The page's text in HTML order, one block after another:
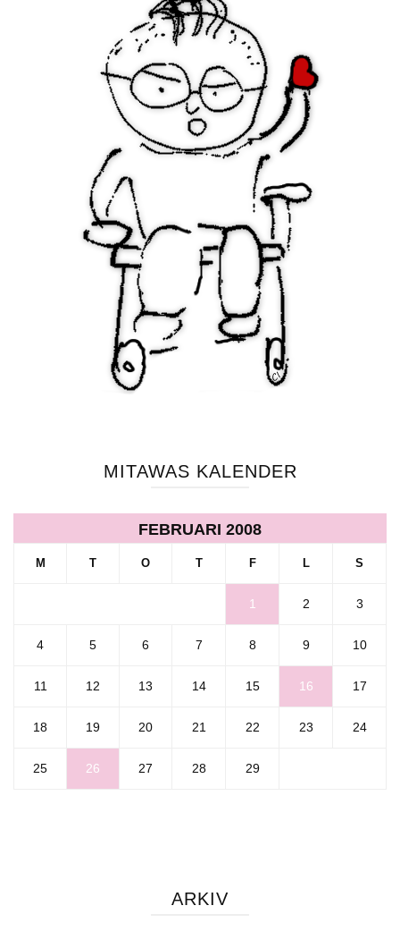
MITAWAS KALENDER
FEBRUARI 2008
M T O T F L S
1 2 3
4 5 6 7 8 9 10
11 12 13 14 15 16 17
18 19 20 21 22 23 24
25 26 27 28 29
ARKIV